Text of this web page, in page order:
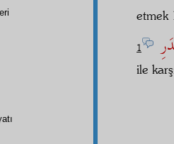
etmek
1
ile